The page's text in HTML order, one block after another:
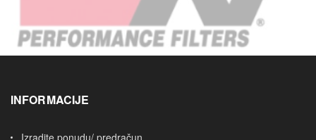
INFORMACIJE
Izradite ponudu/ predračun